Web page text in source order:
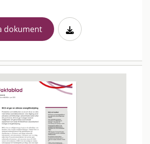
dokument